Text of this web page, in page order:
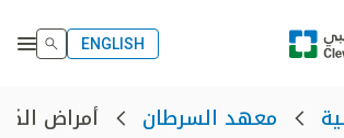
ENGLISH
معهد السرطان أمراض